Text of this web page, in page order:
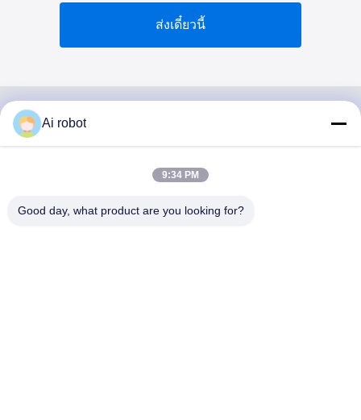
ส่งเดี๋ยวนี้
VIVI DENTAI
LABORATORY
Ai robot
9:34 PM
Good day, what product are you looking for?